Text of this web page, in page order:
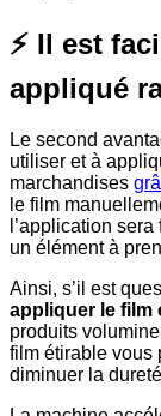
⚡ Il est
appliqué
Le second
utiliser et à
marchandises
le film
l’application
un élément à
Ainsi, s’il est
appliquer le film
produits
film étirable vous
diminuer la